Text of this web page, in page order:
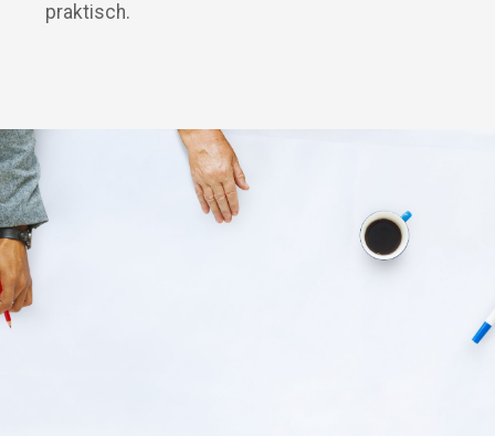
praktisch.